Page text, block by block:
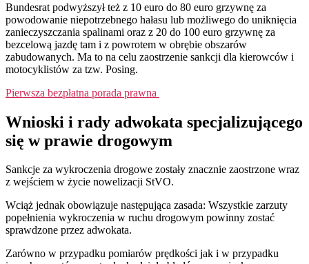
Bundesrat podwyższył też z 10 euro do 80 euro grzywnę za
powodowanie niepotrzebnego hałasu lub możliwego do uniknięcia
zanieczyszczania spalinami oraz z 20 do 100 euro grzywnę za
bezcelową jazdę tam i z powrotem w obrębie obszarów
zabudowanych. Ma to na celu zaostrzenie sankcji dla kierowców i
motocyklistów za tzw. Posing.
Pierwsza bezpłatna porada prawna
Wnioski i rady adwokata specjalizującego
się w prawie drogowym
Sankcje za wykroczenia drogowe zostały znacznie zaostrzone wraz
z wejściem w życie nowelizacji StVO.
Wciąż jednak obowiązuje następująca zasada: Wszystkie zarzuty
popełnienia wykroczenia w ruchu drogowym powinny zostać
sprawdzone przez adwokata.
Zarówno w przypadku pomiarów prędkości jak i w przypadku